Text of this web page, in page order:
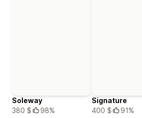
Soleway
380 $
98%
Signature
400 $
91%